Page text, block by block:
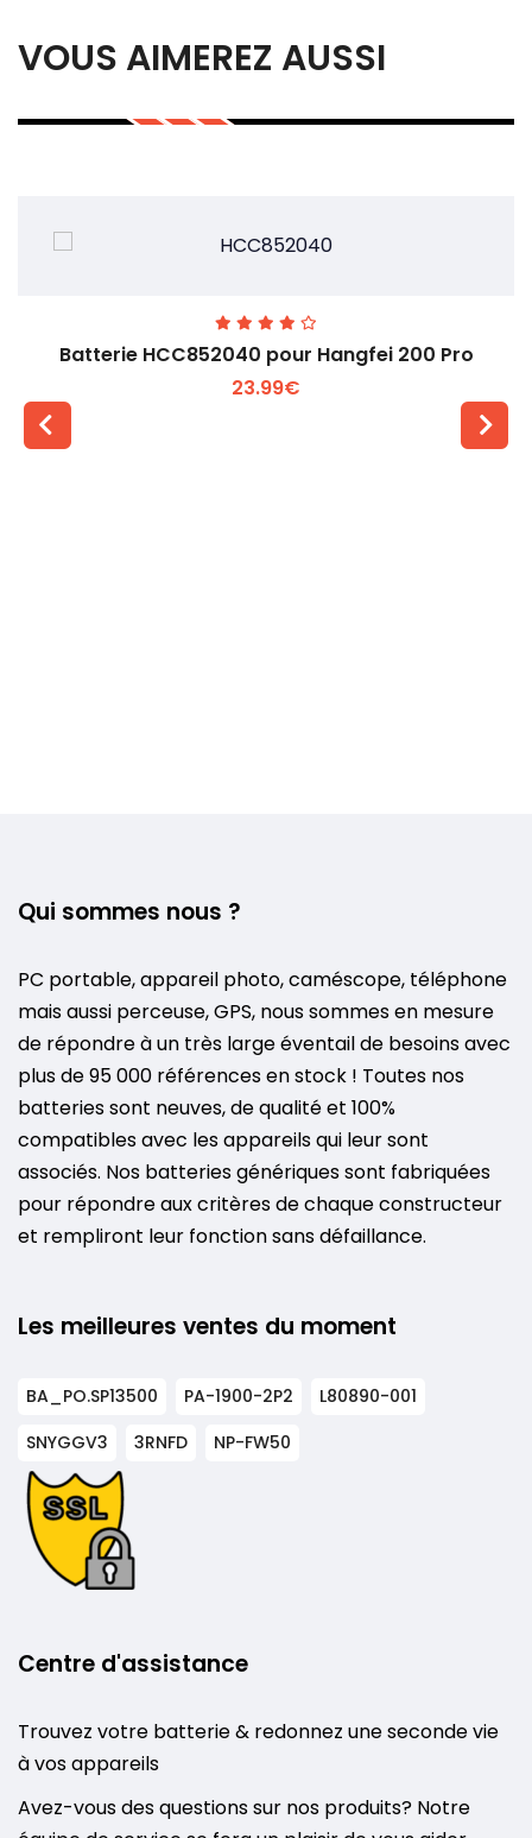
VOUS AIMEREZ AUSSI
Batterie HCC852040 pour Hangfei 200 Pro
23.99€
Qui sommes nous ?
PC portable, appareil photo, caméscope, téléphone
mais aussi perceuse, GPS, nous sommes en mesure
de répondre à un très large éventail de besoins avec
plus de 95 000 références en stock ! Toutes nos
batteries sont neuves, de qualité et 100%
compatibles avec les appareils qui leur sont
associés. Nos batteries génériques sont fabriquées
pour répondre aux critères de chaque constructeur
et rempliront leur fonction sans défaillance.
Les meilleures ventes du moment
BA_PO.SP13500 PA-1900-2P2
L80890-001
SNYGGV3
3RNFD NP-FW50
Centre d'assistance
Trouvez votre batterie & redonnez une seconde vie
à vos appareils
Avez-vous des questions sur nos produits? Notre